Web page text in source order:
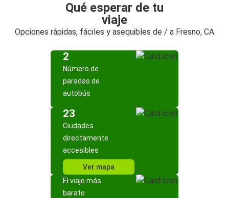
Qué esperar de tu
viaje
Opciones rápidas, fáciles y asequibles de / a Fresno, CA
2
Número de
paradas de
autobús
23
Ciudades
directamente
accesibles
Ver mapa
El viaje más
barato